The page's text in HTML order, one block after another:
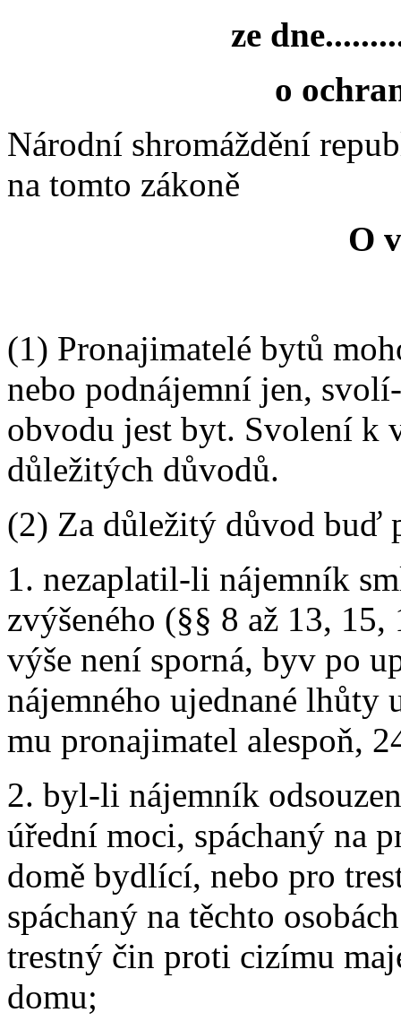
ze
o
Národní shromáždění
na tomto zákoně
O
(1) Pronajimatelé bytů
nebo podnájemní jen,
obvodu jest byt. Svolení k
důležitých důvodů.
(2) Za důležitý důvod buď
1. nezaplatil-li nájemník
zvýšeného (§§ 8 až 13,
výše není sporná, byv po
nájemného ujednané lhůty
mu pronajimatel alespoň,
2. byl-li nájemník
úřední moci, spáchaný na
domě bydlící, nebo pro
spáchaný na těchto
trestný čin proti cizímu
domu;